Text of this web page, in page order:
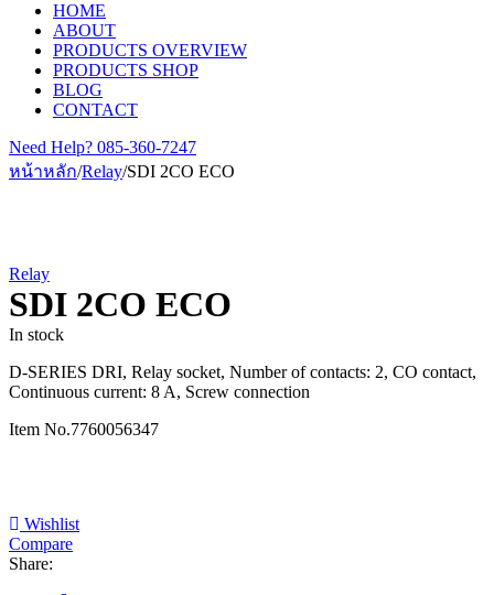
HOME
ABOUT
PRODUCTS OVERVIEW
PRODUCTS SHOP
BLOG
CONTACT
Need Help? 085-360-7247
หน้าหลัก/Relay/SDI 2CO ECO
Relay
SDI 2CO ECO
In stock
D-SERIES DRI, Relay socket, Number of contacts: 2, CO contact,
Continuous current: 8 A, Screw connection
Item No.7760056347
Wishlist
Compare
Share: